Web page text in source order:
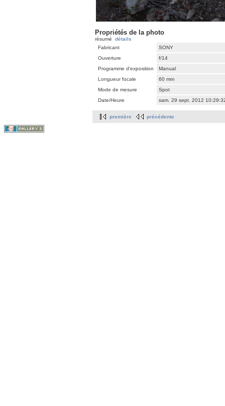
Propriétés de la photo
résumé détails
Fabricant
SONY
Ouverture
f/14
Programme d'exposition
Manual
Longueur focale
60 mm
Mode de mesure
Spot
Date/Heure
sam. 29 sept. 2012
première précédente